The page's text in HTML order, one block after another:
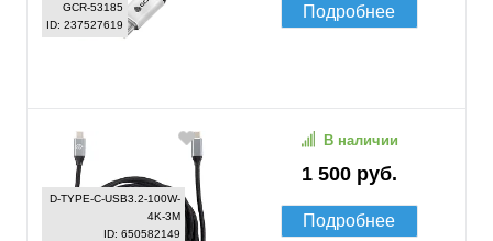
GCR-53185
ID: 237527619
Подробнее
D-TYPE-C-USB3.2-100W-
4K-3M
ID: 650582149
1 500 руб.
В наличии
Подробнее